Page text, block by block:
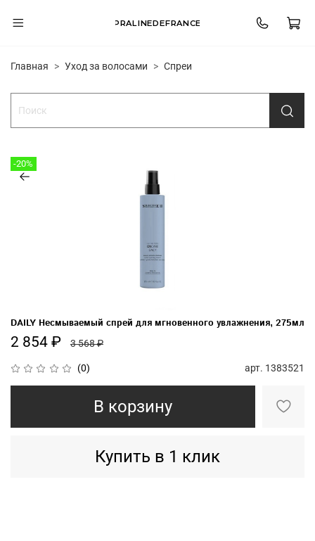
PRALINEDEFRANCE
Главная Уход за волосами Спреи
-20%
(0) арт. 1383521
DAILY Несмываемый спрей для мгновенного увлажнения, 275мл
2 854 ₽ 3 568 ₽
В корзину
Купить в 1 клик